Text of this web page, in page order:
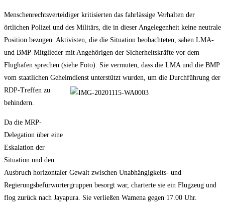
Menschenrechtsverteidiger kritisierten das fahrlässige Verhalten der
örtlichen Polizei und des Militärs, die in dieser Angelegenheit keine neutrale
Position bezogen. Aktivisten, die die Situation beobachteten, sahen LMA-
und BMP-Mitglieder mit Angehörigen der Sicherheitskräfte vor dem
Flughafen sprechen (siehe Foto). Sie vermuten, dass die LMA und die BMP
vom staatlichen Geheimdienst unterstützt wurden, um die Durchführung der
RDP-Treffen zu
behindern.
Da die MRP-
Delegation über eine
Eskalation der
Situation und den
Ausbruch horizontaler Gewalt zwischen Unabhängigkeits- und
Regierungsbefürwortergruppen besorgt war, charterte sie ein Flugzeug und
flog zurück nach Jayapura. Sie verließen Wamena gegen 17.00 Uhr.